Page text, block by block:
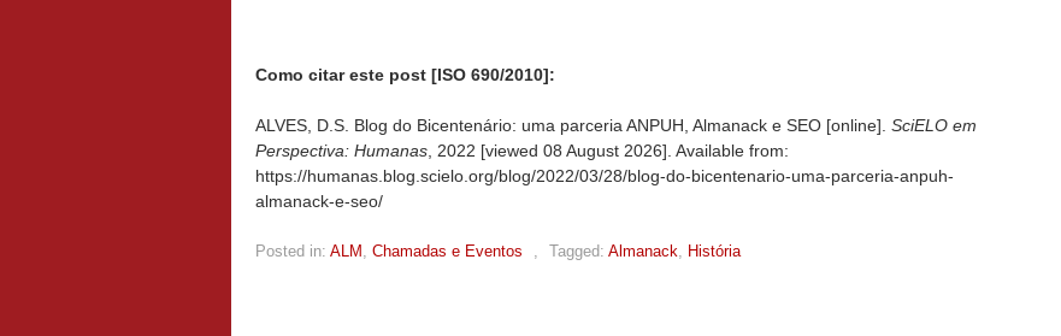
Como citar este post [ISO 690/2010]:
ALVES, D.S. Blog do Bicentenário: uma parceria ANPUH, Almanack e SEO [online]. SciELO em
Perspectiva: Humanas, 2022 [viewed 08 August 2026]. Available from:
https://humanas.blog.scielo.org/blog/2022/03/28/blog-do-bicentenario-uma-parceria-anpuh-
almanack-e-seo/
Posted in: ALM , Chamadas e Eventos , Tagged: Almanack, História